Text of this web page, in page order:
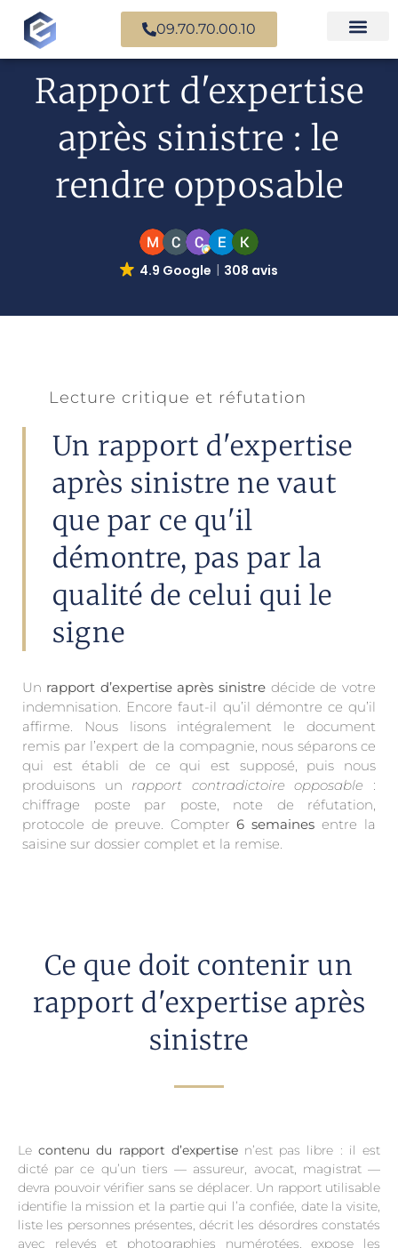
09.70.70.00.10
Rapport d'expertise
après sinistre : le
rendre opposable
4.9 Google 308 avis
Lecture critique et réfutation
Un rapport d'expertise
après sinistre ne vaut
que par ce qu'il
démontre, pas par la
qualité de celui qui le
signe
Un rapport d’expertise après sinistre décide de votre
indemnisation. Encore faut-il qu’il démontre ce qu’il
affirme. Nous lisons intégralement le document
remis par l’expert de la compagnie, nous séparons ce
qui est établi de ce qui est supposé, puis nous
produisons un rapport contradictoire opposable :
chiffrage poste par poste, note de réfutation,
protocole de preuve. Compter 6 semaines entre la
saisine sur dossier complet et la remise.
Ce que doit contenir un
rapport d'expertise après
sinistre
Lecontenu du rapport d’expertisen’est pas libre : il est
dicté par ce qu’un tiers — assureur, avocat, magistrat —
devra pouvoir vérifier sans se déplacer. Un rapport utilisable
identifie la mission et la partie qui l’a confiée, date la visite,
liste les personnes présentes, décrit les désordres constatés
avec relevés et photographies numérotées, expose les